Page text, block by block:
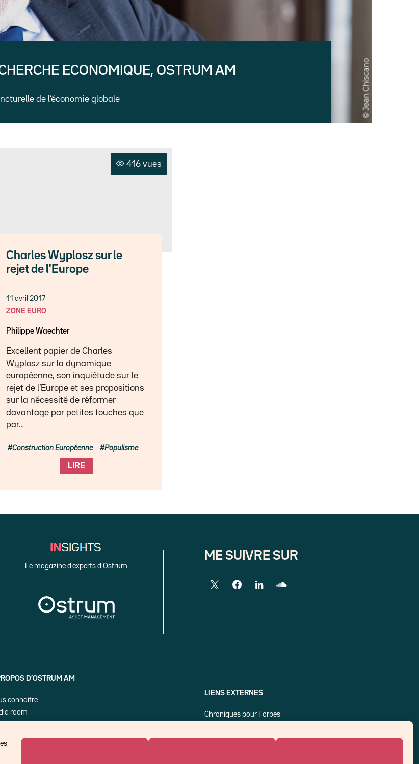
ECONOMIQUE, OSTRUM AM
de l’économie globale
416 vues
Charles Wyplosz sur le
rejet de l'Europe
11 avril 2017
ZONE EURO
Philippe Waechter
Excellent papier de Charles
Wyplosz sur la dynamique
européenne, son inquiétude sur le
rejet de l’Europe et ses propositions
sur la nécessité de réformer
davantage par petites touches que
par…
LIRE
Construction Européenne Populisme
Le magazine d’experts d’Ostrum
D’OSTRUM AM
connaître
room
ME SUIVRE SUR
LIENS EXTERNES
Chroniques pour Forbes
Think tank